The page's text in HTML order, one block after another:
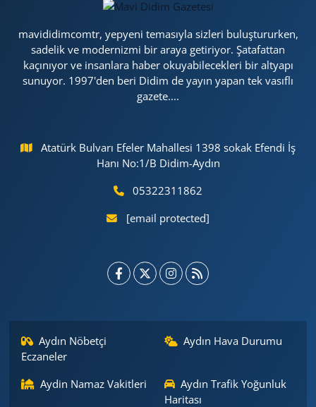
mavididimcomtr, yepyeni temasıyla sizleri buluştururken,
sadelik ve modernizmi bir araya getiriyor. Şatafattan
kaçınıyor ve insanlara haber okuyabilecekleri bir altyapı
sunuyor. 1997'den beri Didim de yayın yapan tek vasıflı
gazete....
Atatürk Bulvarı Efeler Mahallesi 1398 sokak Efendi İş
Hanı No:1/B Didim-Aydın
05322311862
[email protected]
Aydın Nöbetçi
Eczaneler
Aydın Hava Durumu
Aydin Namaz Vakitleri
Aydın Trafik Yoğunluk
Haritası